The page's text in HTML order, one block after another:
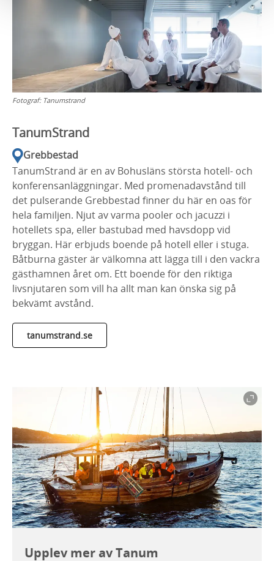
Fotograf: Tanumstrand
TanumStrand
Grebbestad
TanumStrand är en av Bohusläns största hotell- och
konferensanläggningar. Med promenadavstånd till
det pulserande Grebbestad finner du här en oas för
hela familjen. Njut av varma pooler och jacuzzi i
hotellets spa, eller bastubad med havsdopp vid
bryggan. Här erbjuds boende på hotell eller i stuga.
Båtburna gäster är välkomna att lägga till i den vackra
gästhamnen året om. Ett boende för den riktiga
livsnjutaren som vill ha allt man kan önska sig på
bekvämt avstånd.
tanumstrand.se
Upplev mer av Tanum